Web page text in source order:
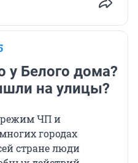
у Белого дома?
на улицы?
режим ЧП и
городах
стране люди